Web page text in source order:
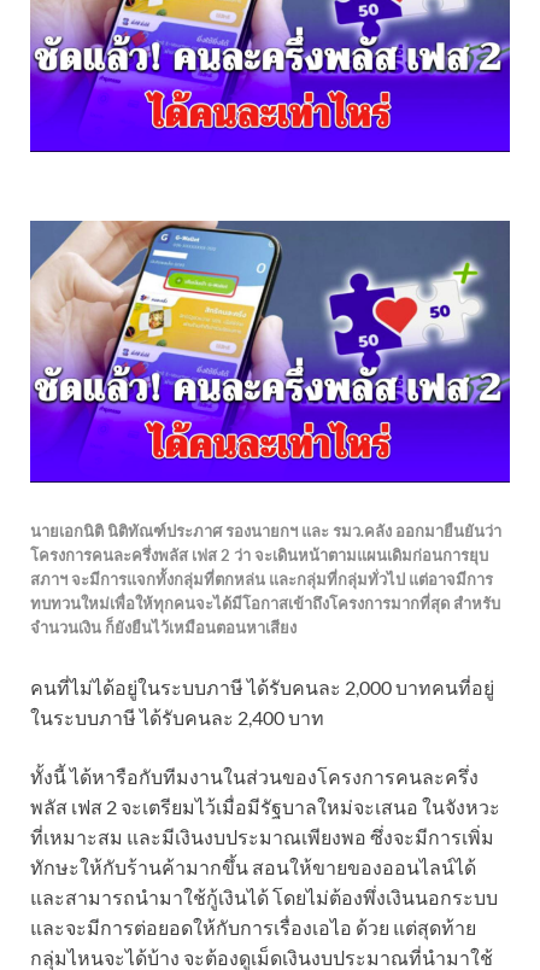
นายเอกนิติ นิติทัณฑ์ประภาศ รองนายกฯ และ รมว.คลัง ออกมายืนยันว่า
โครงการคนละครึ่งพลัส เฟส 2 ว่า จะเดินหน้าตามแผนเดิมก่อนการยุบ
สภาฯ จะมีการแจกทั้งกลุ่มที่ตกหล่น และกลุ่มที่กลุ่มทั่วไป แต่อาจมีการ
ทบทวนใหม่เพื่อให้ทุกคนจะได้มีโอกาสเข้าถึงโครงการมากที่สุด สำหรับ
จำนวนเงิน ก็ยังยืนไว้เหมือนตอนหาเสียง
คนที่ไม่ได้อยู่ในระบบภาษี ได้รับคนละ 2,000 บาทคนที่อยู่
ในระบบภาษี ได้รับคนละ 2,400 บาท
ทั้งนี้ ได้หารือกับทีมงานในส่วนของโครงการคนละครึ่ง
พลัส เฟส 2 จะเตรียมไว้เมื่อมีรัฐบาลใหม่จะเสนอ ในจังหวะ
ที่เหมาะสม และมีเงินงบประมาณเพียงพอ ซึ่งจะมีการเพิ่ม
ทักษะให้กับร้านค้ามากขึ้น สอนให้ขายของออนไลน์ได้
และสามารถนำมาใช้กู้เงินได้ โดยไม่ต้องพึ่งเงินนอกระบบ
และจะมีการต่อยอดให้กับการเรื่องเอไอ ด้วย แต่สุดท้าย
กลุ่มไหนจะได้บ้าง จะต้องดูเม็ดเงินงบประมาณที่นำมาใช้